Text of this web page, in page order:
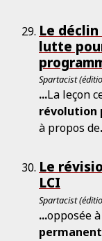
Le
lutte
Spartacist
...La leçon
révolution
à propos de
Le
LCI
Spartacist
...opposée